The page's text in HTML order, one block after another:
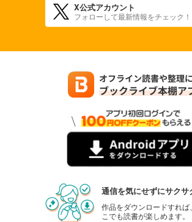
X公式アカウント
フォローして最新情報をチェック！
通信を気にせずにサクサ
作品をダウンロードすれ
こでも読書が楽しめます。